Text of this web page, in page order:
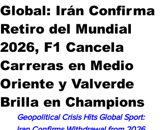
Global: Irán Confirma
Retiro del Mundial
2026, F1 Cancela
Carreras en Medio
Oriente y Valverde
Brilla en Champions
Geopolitical Crisis Hits Global Sport: